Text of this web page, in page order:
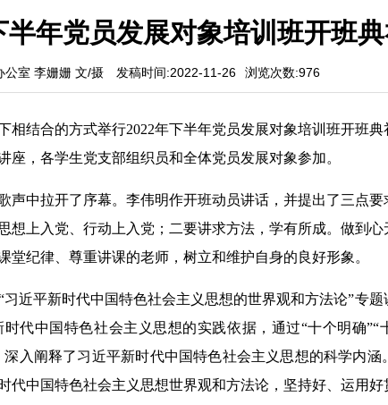
年党员发展对象培训班开班
公室 李姗姗 文/摄 发稿时间:2022-11-26 浏览次数:976
相结合的方式举行2022年下半年党员发展对象培训班开班
座，各学生党支部组织员和全体党员发展对象参加。
声中拉开了序幕。李伟明作开班动员讲话，并提出了三点
想上入党、行动上入党；二要讲求方法，学有所成。做到
堂纪律、尊重讲课的老师，树立和维护自身的良好形象。
近平新时代中国特色社会主义思想的世界观和方法论”专
代中国特色社会主义思想的实践依据，通过“十个明确”“
深入阐释了习近平新时代中国特色社会主义思想的科学内
代中国特色社会主义思想世界观和方法论，坚持好、运用好